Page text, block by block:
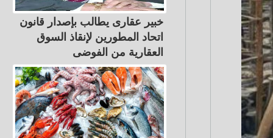
خبير عقارى يطالب بإصدار قانون
اتحاد المطورين لإنقاذ السوق
العقارية من الفوضى